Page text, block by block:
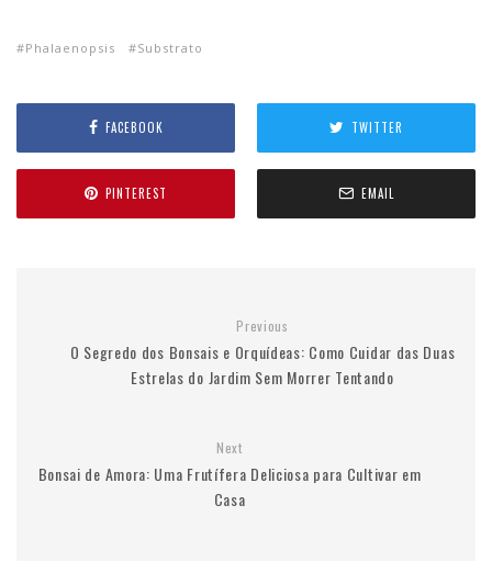
Phalaenopsis Substrato
FACEBOOK TWITTER
PINTEREST EMAIL
Previous
O Segredo dos Bonsais e Orquídeas: Como Cuidar das Duas
Estrelas do Jardim Sem Morrer Tentando
Next
Bonsai de Amora: Uma Frutífera Deliciosa para Cultivar em
Casa